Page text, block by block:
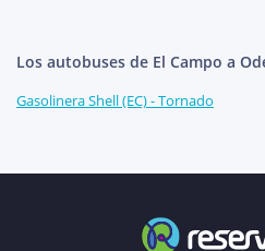
Los autobuses de El Campo a
Gasolinera Shell (EC) - Tornado